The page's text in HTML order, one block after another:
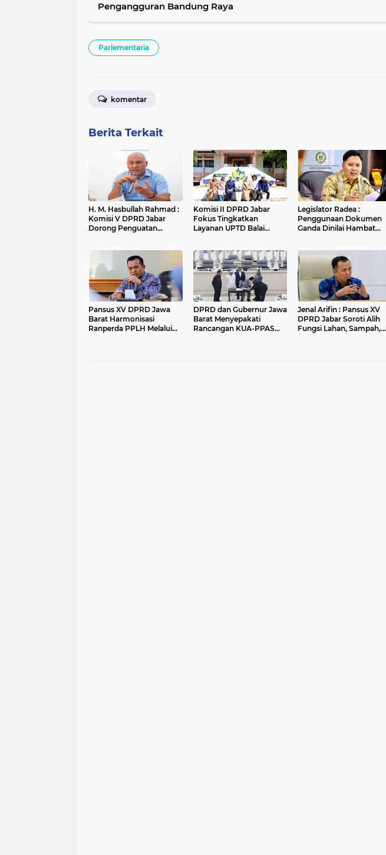
Pengangguran Bandung Raya
Parlementaria
komentar
Berita Terkait
H. M. Hasbullah Rahmad :
Komisi V DPRD Jabar
Dorong Penguatan
Rakyat di Kabupaten
Bandung
Komisi II DPRD Jabar
Fokus Tingkatkan
Layanan UPTD Balai
Legislator Radea :
Penggunaan Dokumen
Ganda Dinilai Hambat
Sampah di Kota Bandung
Pansus XV DPRD Jawa
Barat Harmonisasi
Ranperda PPLH Melalui
DPRD dan Gubernur Jawa
Barat Menyepakati
Rancangan KUA-PPAS
Jenal Arifin : Pansus XV
DPRD Jabar Soroti Alih
Fungsi Lahan, Sampah,